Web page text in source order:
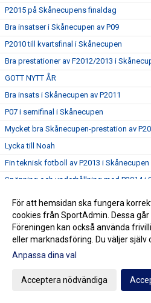
P2015 på Skånecupens finaldag
Bra insatser i Skånecupen av P09
P2010 till kvartsfinal i Skånecupen
Bra prestationer av F2012/2013 i
GOTT NYTT ÅR
Bra insats i Skånecupen av P2011
P07 i semifinal i Skånecupen
Mycket bra Skånecupen-prestation av
Lycka till Noah
Fin teknisk fotboll av P2013 i Skånecupen
Spänning och underhållning med P2014 i
Bra insats i Skånecupen av P2015
GOD JUL TILL ER ALLA
Köp era Jul-Bingolotter av Kulladals FF vid
För att hemsidan ska fungera
cookies från SportAdmin. Dessa
Föreningen kan också använda
eller marknadsföring. Du väljer själv
Anpassa dina val
Acceptera nödvändiga